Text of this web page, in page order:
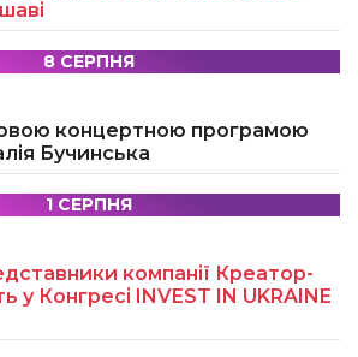
8 СЕРПНЯ
концертною програмою
Бучинська
1 СЕРПНЯ
компанії Креатор-
у Конгресі INVEST IN UKRAINE